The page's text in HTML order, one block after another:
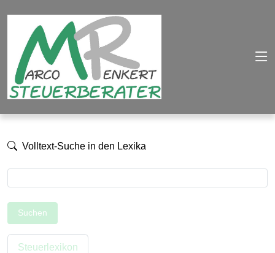
Volltext-Suche in den Lexika
Suchen
Steuerlexikon